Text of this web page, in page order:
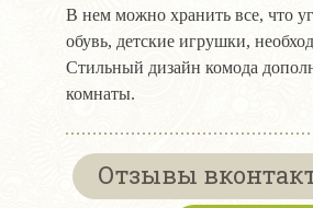
В нем можно хранить все, что
обувь, детские игрушки,
Стильный дизайн комода
комнаты.
Отзывы